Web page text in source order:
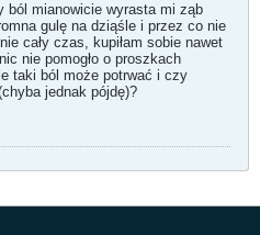
ból mianowicie wyrasta mi ząb
gulę na dziąśle i przez co nie
cały czas, kupiłam sobie nawet
nie pomogło o proszkach
taki ból może potrwać i czy
jednak pójdę)?